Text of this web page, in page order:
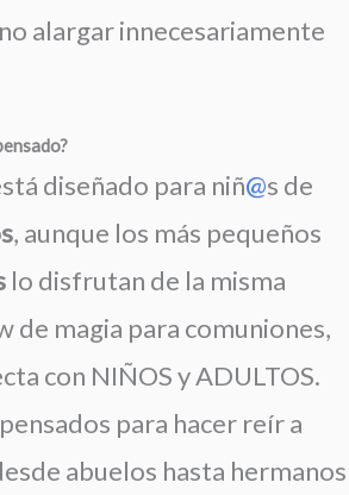
alargar innecesariamente
diseñado para niñ@s de
, aunque los más pequeños
lo disfrutan de la misma
de magia para comuniones,
con NIÑOS y ADULTOS.
para hacer reír a
abuelos hasta hermanos